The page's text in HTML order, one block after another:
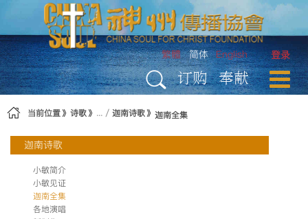
跳转到内容
登录
繁體 简体 English
订购 奉献
当前位置 诗歌 迦南诗歌 迦南全集
迦南诗歌
小敏简介
小敏见证
迦南全集
各地演唱